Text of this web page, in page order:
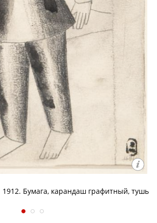
Бумага, карандаш графитный, тушь